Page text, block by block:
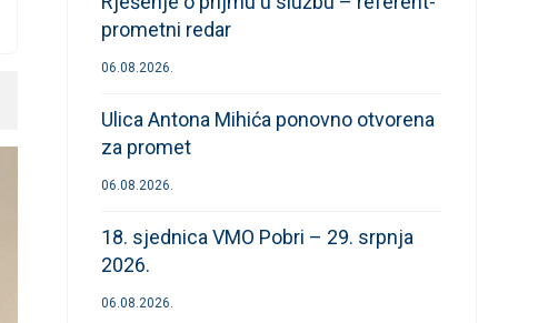
prometni redar
06.08.2026.
Ulica Antona Mihića ponovno otvorena
za promet
06.08.2026.
18. sjednica VMO Pobri – 29. srpnja
2026.
06.08.2026.